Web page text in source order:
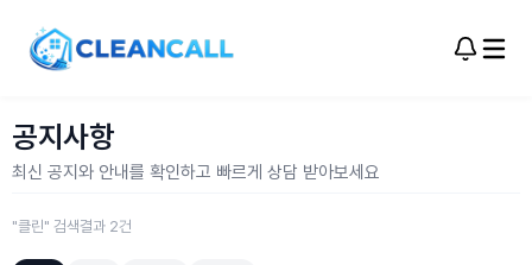
공지사항
최신 공지와 안내를 확인하고 빠르게 상담 받아보세요
"클린" 검색결과 2건